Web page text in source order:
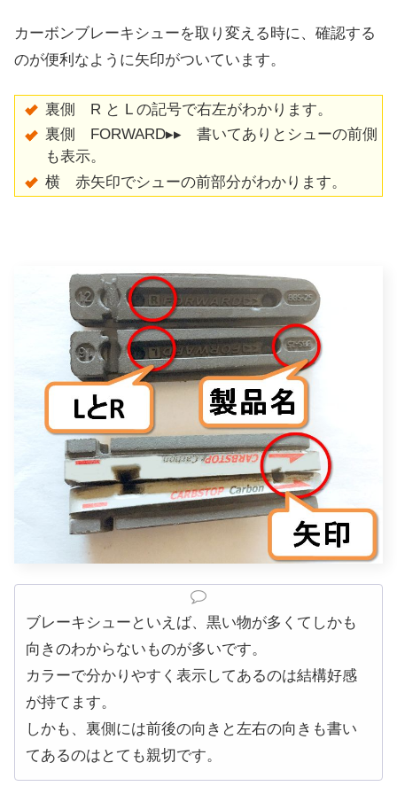
カーボンブレーキシューを取り変える時に、確認する
のが便利なように矢印がついています。
裏側 R と L の記号で右左がわかります。
裏側 FORWARD▸▸ 書いてありとシューの前側
も表示。
横 赤矢印でシューの前部分がわかります。
ブレーキシューといえば、黒い物が多くてしかも
向きのわからないものが多いです。
カラーで分かりやすく表示してあるのは結構好感
が持てます。
しかも、裏側には前後の向きと左右の向きも書い
てあるのはとても親切です。